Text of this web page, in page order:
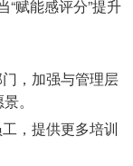
“赋能感评分”提升
，加强与管理层
。
，提供更多培训